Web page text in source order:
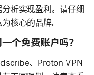
析实现盈利。请仔细
核心的品牌。
个免费账户吗？
、Proton VPN